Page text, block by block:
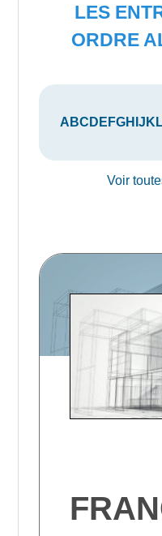
LES
ORDRE
A BC D E FGH J K
Voir